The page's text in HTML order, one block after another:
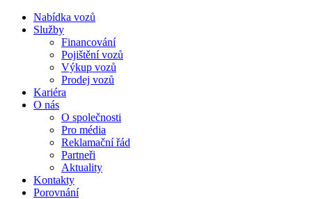
Nabídka vozů
Služby
Financování
Pojištění vozů
Výkup vozů
Prodej vozů
Kariéra
O nás
O společnosti
Pro média
Reklamační řád
Partneři
Aktuality
Kontakty
Porovnání